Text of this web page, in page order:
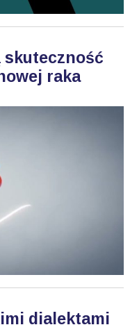
skuteczność
raka
dialektami